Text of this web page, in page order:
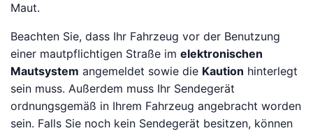
Maut.
Beachten Sie, dass Ihr Fahrzeug vor der Benutzung
einer mautpflichtigen Straße im elektronischen
Mautsystem angemeldet sowie die Kaution hinterlegt
sein muss. Außerdem muss Ihr Sendegerät
ordnungsgemäß in Ihrem Fahrzeug angebracht worden
sein. Falls Sie noch kein Sendegerät besitzen, können